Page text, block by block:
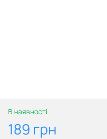
В наявності
189 грн